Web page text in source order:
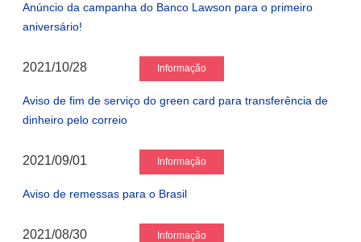
Anúncio da campanha do Banco Lawson para o primeiro
aniversário!
2021/10/28 Informação
Aviso de fim de serviço do green card para transferência de
dinheiro pelo correio
2021/09/01 Informação
Aviso de remessas para o Brasil
2021/08/30 Informação